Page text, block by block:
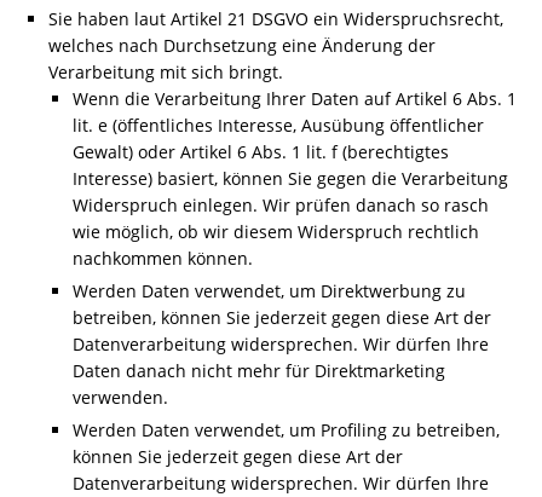
Sie haben laut Artikel 21 DSGVO ein Widerspruchsrecht,
welches nach Durchsetzung eine Änderung der
Verarbeitung mit sich bringt.
Wenn die Verarbeitung Ihrer Daten auf Artikel 6 Abs. 1
lit. e (öffentliches Interesse, Ausübung öffentlicher
Gewalt) oder Artikel 6 Abs. 1 lit. f (berechtigtes
Interesse) basiert, können Sie gegen die Verarbeitung
Widerspruch einlegen. Wir prüfen danach so rasch
wie möglich, ob wir diesem Widerspruch rechtlich
nachkommen können.
Werden Daten verwendet, um Direktwerbung zu
betreiben, können Sie jederzeit gegen diese Art der
Datenverarbeitung widersprechen. Wir dürfen Ihre
Daten danach nicht mehr für Direktmarketing
verwenden.
Werden Daten verwendet, um Profiling zu betreiben,
können Sie jederzeit gegen diese Art der
Datenverarbeitung widersprechen. Wir dürfen Ihre